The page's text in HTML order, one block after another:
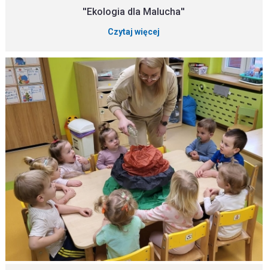
''Ekologia dla Malucha''
Czytaj więcej